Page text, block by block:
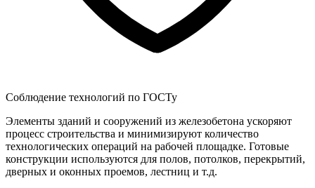
Соблюдение технологий по ГОСТу
Элементы зданий и сооружений из железобетона ускоряют
процесс строительства и минимизируют количество
технологических операций на рабочей площадке. Готовые
конструкции используются для полов, потолков, перекрытий,
дверных и оконных проемов, лестниц и т.д.